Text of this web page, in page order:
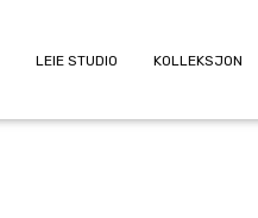
LEIE STUDIO KOLLEKSJON